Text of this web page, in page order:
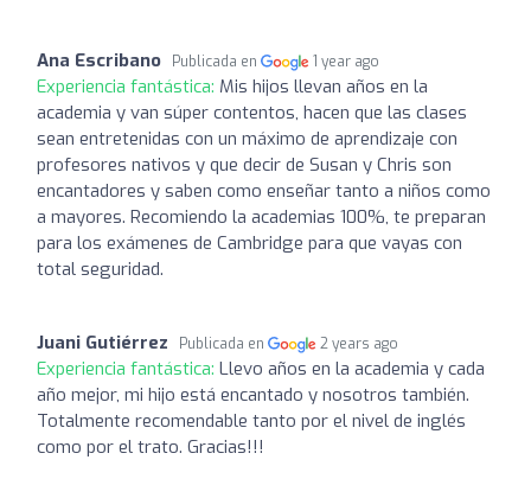
Ana Escribano Publicada en 1 year ago
Experiencia fantástica: Mis hijos llevan años en la
academia y van súper contentos, hacen que las clases
sean entretenidas con un máximo de aprendizaje con
profesores nativos y que decir de Susan y Chris son
encantadores y saben como enseñar tanto a niños como
a mayores. Recomiendo la academias 100%, te preparan
para los exámenes de Cambridge para que vayas con
total seguridad.
Juani Gutiérrez Publicada en 2 years ago
Experiencia fantástica: Llevo años en la academia y cada
año mejor, mi hijo está encantado y nosotros también.
Totalmente recomendable tanto por el nivel de inglés
como por el trato. Gracias!!!